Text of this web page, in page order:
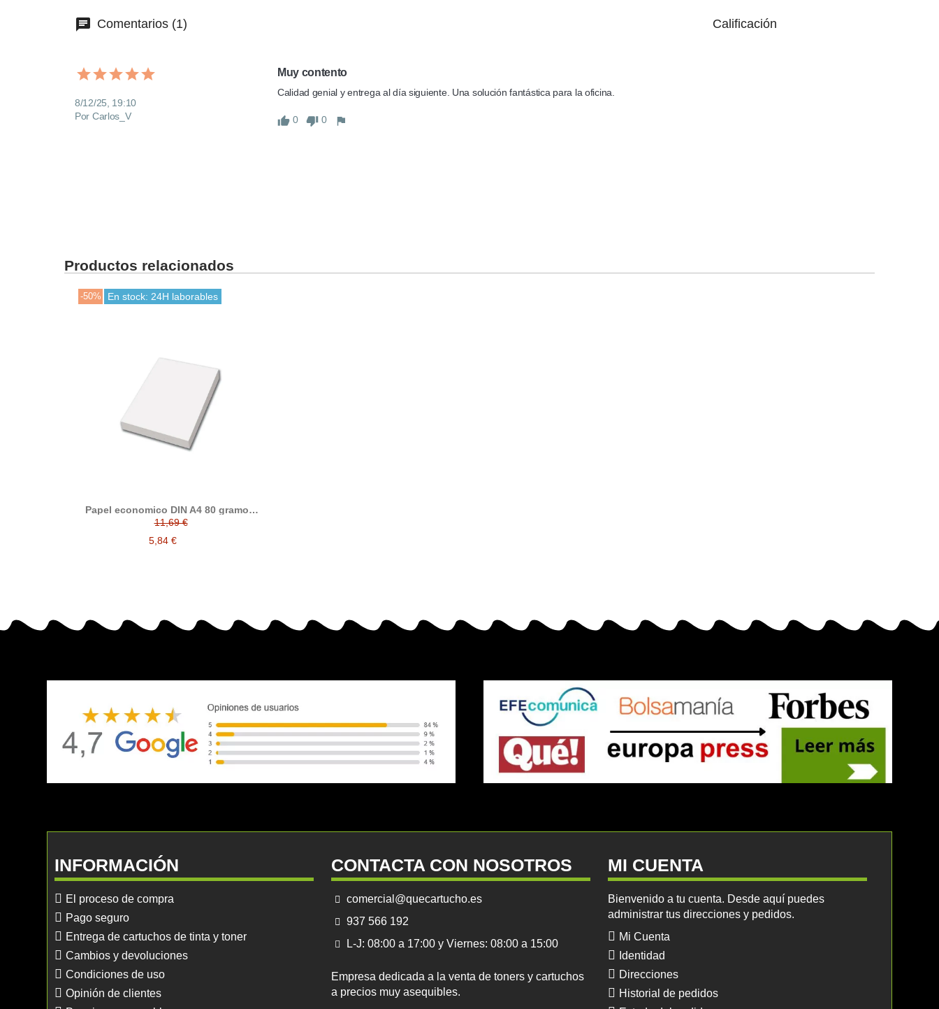
Comentarios (1) Calificación
8/12/25, 19:10
Por Carlos_V
Muy contento
Calidad genial y entrega al día siguiente. Una solución fantástica para la oficina.
0 0
Productos relacionados
-50% En stock: 24H laborables
Papel economico DIN A4 80 gramos,
paquete 500 folios
11,69 €
5,84 €
INFORMACIÓN
El proceso de compra
Pago seguro
Entrega de cartuchos de tinta y toner
Cambios y devoluciones
Condiciones de uso
Opinión de clientes
CONTACTA CON NOSOTROS
comercial@quecartucho.es
937 566 192
L-J: 08:00 a 17:00 y Viernes: 08:00 a 15:00
Empresa dedicada a la venta de toners y cartuchos
a precios muy asequibles.
MI CUENTA
Bienvenido a tu cuenta. Desde aquí puedes
administrar tus direcciones y pedidos.
Mi Cuenta
Identidad
Direcciones
Historial de pedidos